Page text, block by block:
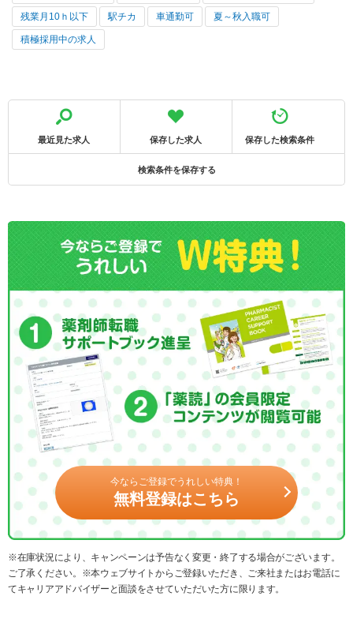
残業月10ｈ以下 駅チカ 車通勤可 夏～秋入職可
積極採用中の求人
最近見た求人 保存した求人 保存した検索条件
検索条件を保存する
今ならご登録でうれしい特典！
無料登録はこちら
※在庫状況により、キャンペーンは予告なく変更・終了する場合がございます。
ご了承ください。※本ウェブサイトからご登録いただき、ご来社またはお電話に
てキャリアアドバイザーと面談をさせていただいた方に限ります。